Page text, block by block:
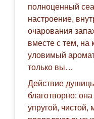
полноценный
настроение,
очарования
вместе с тем, на
уловимый
только вы…
Действие
благотворно:
упругой, чистой,